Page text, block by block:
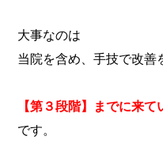
大事なのは
当院を含め、手技で改善
【第３段階】までに来て
です。